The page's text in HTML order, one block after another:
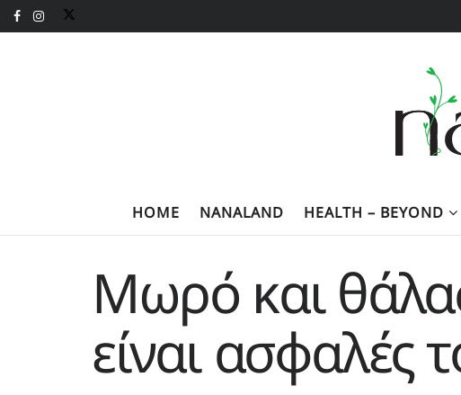
HOME NANALAND HEALTH – BEYOND
Μωρό και
είναι ασφαλές